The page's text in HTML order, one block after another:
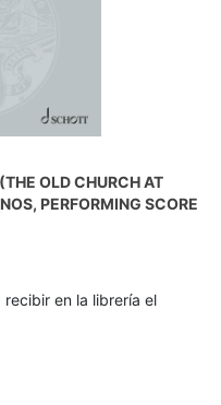
OLD CHURCH AT
PERFORMING SCORE
en la librería el